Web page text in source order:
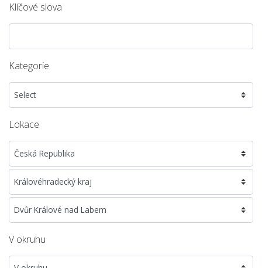
Klíčové slova
Kategorie
Lokace
V okruhu